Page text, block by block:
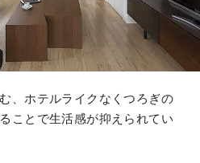
、ホテルライクなくつろぎの
ことで生活感が抑えられてい